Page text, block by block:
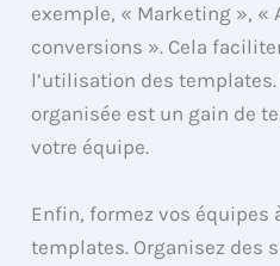
exemple, « Marketing », «
conversions ». Cela
l’utilisation des
organisée est un gain de
votre équipe.
Enfin, formez vos équipes
templates. Organisez des